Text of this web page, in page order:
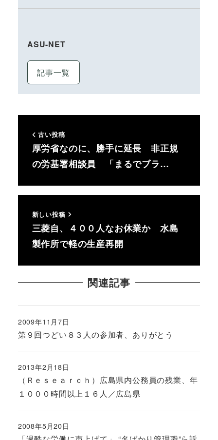
ASU-NET
記事一覧
古い投稿
厚労省なのに、勝手に延長 非正規
の労基署相談員 「まるでブラ…
新しい投稿
三菱自、４００人なお休業か 水島
製作所で軽の生産再開
関連記事
第９回つどい８３人の参加者、ありがとう
投稿日
2009年11月7日
（Ｒｅｓｅａｒｃｈ）広島県内公務員の残業、年
１０００時間以上１６人／広島県
投稿日
2013年2月18日
投稿日
2008年5月20日